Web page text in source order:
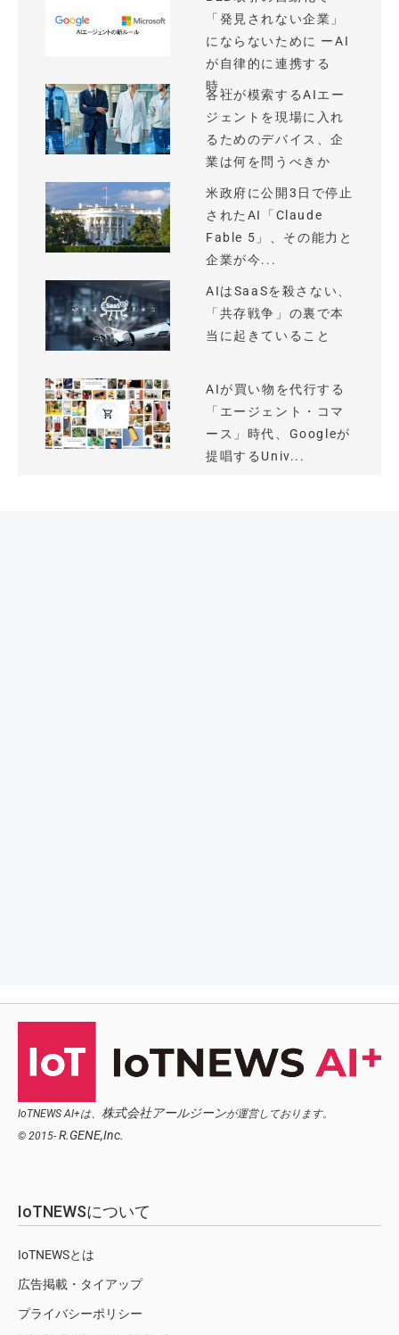
「発見されない企業」
にならないために ーAI
が自律的に連携する
時...
各社が模索するAIエー
ジェントを現場に入れ
るためのデバイス、企
業は何を問うべきか
米政府に公開3日で停止
されたAI「Claude
Fable 5」、その能力と
企業が今...
AIはSaaSを殺さない、
「共存戦争」の裏で本
当に起きていること
AIが買い物を代行する
「エージェント・コマ
ース」時代、Googleが
提唱するUniv...
IoTNEWS AI+は、 株式会社アールジーンが運営しております。
© 2015- R.GENE,Inc.
IoTNEWSについて
IoTNEWSとは
広告掲載・タイアップ
プライバシーポリシー